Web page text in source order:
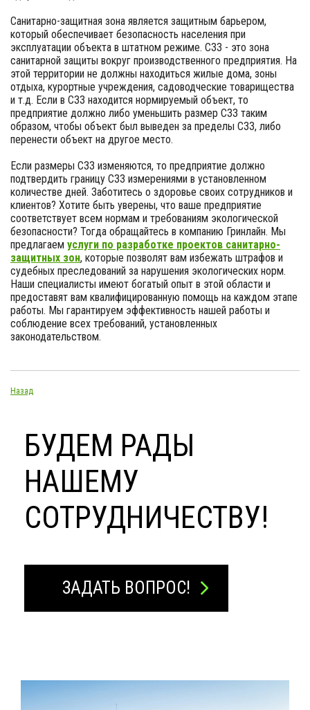
Санитарно-защитная зона является защитным барьером,
который обеспечивает безопасность населения при
эксплуатации объекта в штатном режиме. СЗЗ - это зона
санитарной защиты вокруг производственного предприятия. На
этой территории не должны находиться жилые дома, зоны
отдыха, курортные учреждения, садоводческие товарищества
и т.д. Если в СЗЗ находится нормируемый объект, то
предприятие должно либо уменьшить размер СЗЗ таким
образом, чтобы объект был выведен за пределы СЗЗ, либо
перенести объект на другое место.
Если размеры СЗЗ изменяются, то предприятие должно
подтвердить границу СЗЗ измерениями в установленном
количестве дней. Заботитесь о здоровье своих сотрудников и
клиентов? Хотите быть уверены, что ваше предприятие
соответствует всем нормам и требованиям экологической
безопасности? Тогда обращайтесь в компанию Гринлайн. Мы
предлагаем услуги по разработке проектов санитарно-
защитных зон, которые позволят вам избежать штрафов и
судебных преследований за нарушения экологических норм.
Наши специалисты имеют богатый опыт в этой области и
предоставят вам квалифицированную помощь на каждом этапе
работы. Мы гарантируем эффективность нашей работы и
соблюдение всех требований, установленных
законодательством.
Назад
БУДЕМ РАДЫ
НАШЕМУ
СОТРУДНИЧЕСТВУ!
ЗАДАТЬ ВОПРОС!